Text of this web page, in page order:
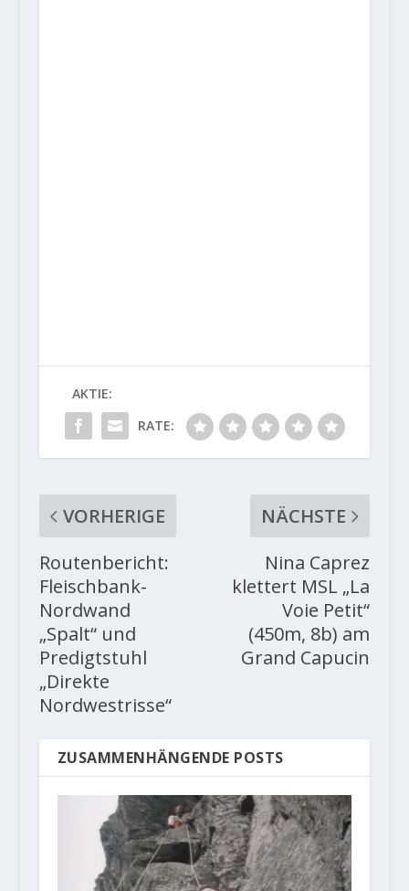
AKTIE:
RATE:
VORHERIGE
Routenbericht:
Fleischbank-
Nordwand
„Spalt“ und
Predigtstuhl
„Direkte
Nordwestrisse“
NÄCHSTE
Nina Caprez
klettert MSL „La
Voie Petit“
(450m, 8b) am
Grand Capucin
ZUSAMMENHÄNGENDE POSTS